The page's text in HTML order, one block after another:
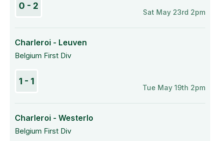
0 - 2
Sat May 23rd 2pm
Charleroi - Leuven
Belgium First Div
1 - 1
Tue May 19th 2pm
Charleroi - Westerlo
Belgium First Div